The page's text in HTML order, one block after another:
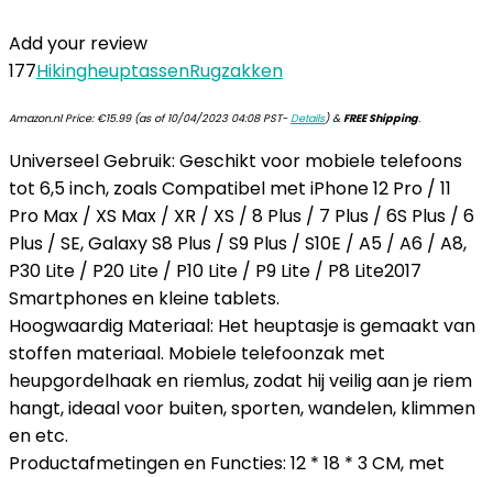
Add your review
177HikingheuptassenRugzakken
Amazon.nl Price: €15.99(as of 10/04/2023 04:08 PST-Details)&FREE Shipping.
Universeel Gebruik: Geschikt voor mobiele telefoons
tot 6,5 inch, zoals Compatibel met iPhone 12 Pro / 11
Pro Max / XS Max / XR / XS / 8 Plus / 7 Plus / 6S Plus / 6
Plus / SE, Galaxy S8 Plus / S9 Plus / S10E / A5 / A6 / A8,
P30 Lite / P20 Lite / P10 Lite / P9 Lite / P8 Lite2017
Smartphones en kleine tablets.
Hoogwaardig Materiaal: Het heuptasje is gemaakt van
stoffen materiaal. Mobiele telefoonzak met
heupgordelhaak en riemlus, zodat hij veilig aan je riem
hangt, ideaal voor buiten, sporten, wandelen, klimmen
en etc.
Productafmetingen en Functies: 12 * 18 * 3 CM, met